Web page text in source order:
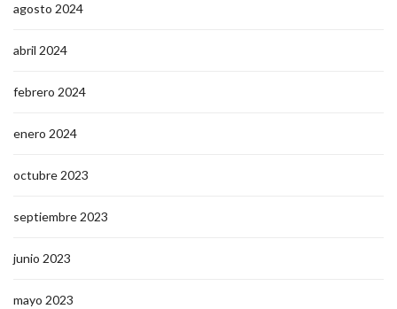
agosto 2024
abril 2024
febrero 2024
enero 2024
octubre 2023
septiembre 2023
junio 2023
mayo 2023